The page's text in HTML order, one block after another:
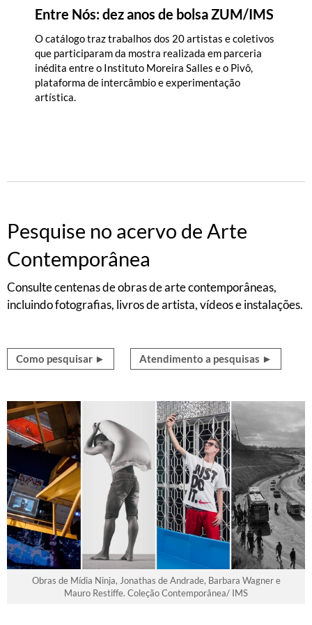
Entre Nós: dez anos de bolsa ZUM/IMS
O catálogo traz trabalhos dos 20 artistas e coletivos
que participaram da mostra realizada em parceria
inédita entre o Instituto Moreira Salles e o Pivô,
plataforma de intercâmbio e experimentação
artística.
Pesquise no acervo de Arte
Contemporânea
Consulte centenas de obras de arte contemporâneas,
incluindo fotografias, livros de artista, vídeos e instalações.
Como pesquisar ► Atendimento a pesquisas ►
Obras de Mídia Ninja, Jonathas de Andrade, Barbara Wagner e
Mauro Restiffe. Coleção Contemporânea/ IMS